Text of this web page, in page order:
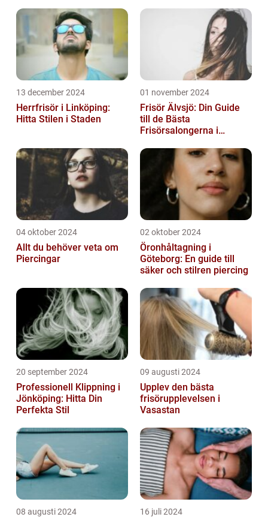
13 december 2024
Herrfrisör i Linköping:
Hitta Stilen i Staden
01 november 2024
Frisör Älvsjö: Din Guide
till de Bästa
Frisörsalongerna i
04 oktober 2024
Allt du behöver veta om
Piercingar
02 oktober 2024
Öronhåltagning i
Göteborg: En guide till
säker och stilren piercing
20 september 2024
Professionell Klippning i
Jönköping: Hitta Din
Perfekta Stil
09 augusti 2024
Upplev den bästa
frisörupplevelsen i
Vasastan
08 augusti 2024 16 juli 2024